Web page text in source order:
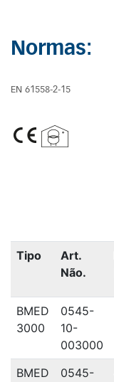
Normas:
EN 61558-2-15
Tipo
Art.
Não.
BMED
3000
0545-
10-
003000
BMED
0545-